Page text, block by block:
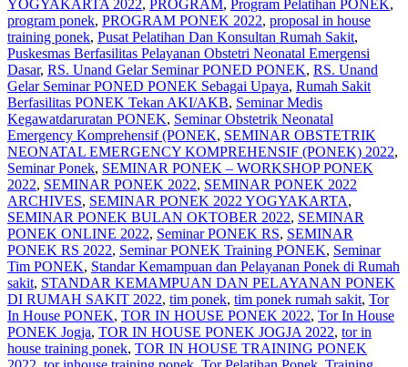
YOGYAKARTA 2022, PROGRAM , Program Pelatihan PONEK,
program ponek, PROGRAM PONEK 2022, proposal in house
training ponek, Pusat Pelatihan Dan Konsultan Rumah Sakit,
Puskesmas Berfasilitas Pelayanan Obstetri Neonatal Emergensi
Dasar, RS. Unand Gelar Seminar PONED PONEK, RS. Unand
Gelar Seminar PONED PONEK Sebagai Upaya, Rumah Sakit
Berfasilitas PONEK Tekan AKI/AKB, Seminar Medis
Kegawatdaruratan PONEK, Seminar Obstetrik Neonatal
Emergency Komprehensif (PONEK, SEMINAR OBSTETRIK
NEONATAL EMERGENCY KOMPREHENSIF (PONEK) 2022,
Seminar Ponek, SEMINAR PONEK – WORKSHOP PONEK
2022, SEMINAR PONEK 2022, SEMINAR PONEK 2022
ARCHIVES, SEMINAR PONEK 2022 YOGYAKARTA,
SEMINAR PONEK BULAN OKTOBER 2022, SEMINAR
PONEK ONLINE 2022, Seminar PONEK RS, SEMINAR
PONEK RS 2022, Seminar PONEK Training PONEK, Seminar
Tim PONEK, Standar Kemampuan dan Pelayanan Ponek di Rumah
sakit, STANDAR KEMAMPUAN DAN PELAYANAN PONEK
DI RUMAH SAKIT 2022, tim ponek, tim ponek rumah sakit, Tor
In House PONEK, TOR IN HOUSE PONEK 2022, Tor In House
PONEK Jogja, TOR IN HOUSE PONEK JOGJA 2022, tor in
house training ponek, TOR IN HOUSE TRAINING PONEK